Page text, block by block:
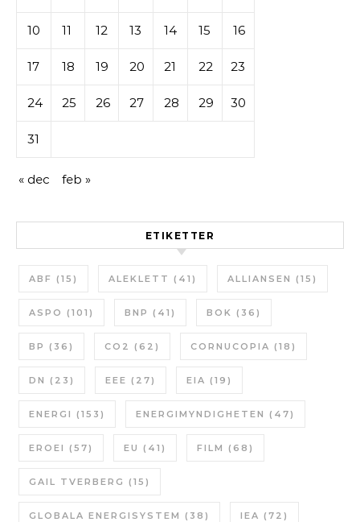
10 11 12 13 14 15 16
17 18 19 20 21 22 23
24 25 26 27 28 29 30
31
« dec feb »
ETIKETTER
ABF (15) ALEKLETT (41) ALLIANSEN (15)
ASPO (101) BNP (41) BOK (36)
BP (36) CO2 (62) CORNUCOPIA (18)
DN (23) EEE (27) EIA (19)
ENERGI (153) ENERGIMYNDIGHETEN (47)
EROEI (57) EU (41) FILM (68)
GAIL TVERBERG (15)
GLOBALA ENERGISYSTEM (38) IEA (72)